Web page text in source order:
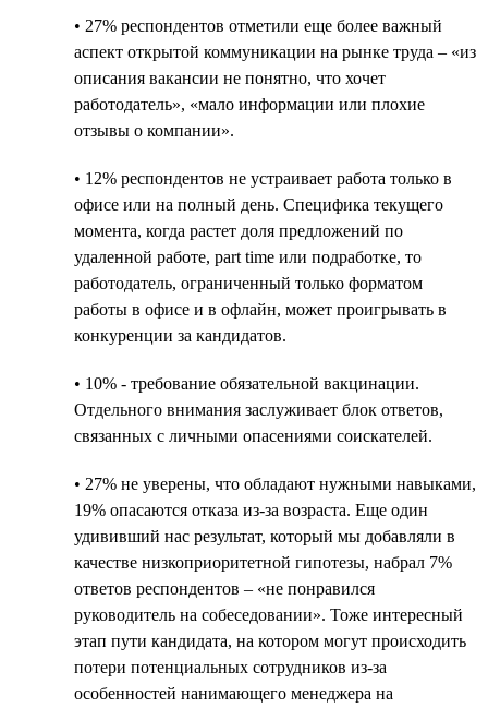
• 27% респондентов отметили еще более важный
аспект открытой коммуникации на рынке труда – «из
описания вакансии не понятно, что хочет
работодатель», «мало информации или плохие
отзывы о компании».
• 12% респондентов не устраивает работа только в
офисе или на полный день. Специфика текущего
момента, когда растет доля предложений по
удаленной работе, part time или подработке, то
работодатель, ограниченный только форматом
работы в офисе и в офлайн, может проигрывать в
конкуренции за кандидатов.
• 10% - требование обязательной вакцинации.
Отдельного внимания заслуживает блок ответов,
связанных с личными опасениями соискателей.
• 27% не уверены, что обладают нужными навыками,
19% опасаются отказа из-за возраста. Еще один
удививший нас результат, который мы добавляли в
качестве низкоприоритетной гипотезы, набрал 7%
ответов респондентов – «не понравился
руководитель на собеседовании». Тоже интересный
этап пути кандидата, на котором могут происходить
потери потенциальных сотрудников из-за
особенностей нанимающего менеджера на